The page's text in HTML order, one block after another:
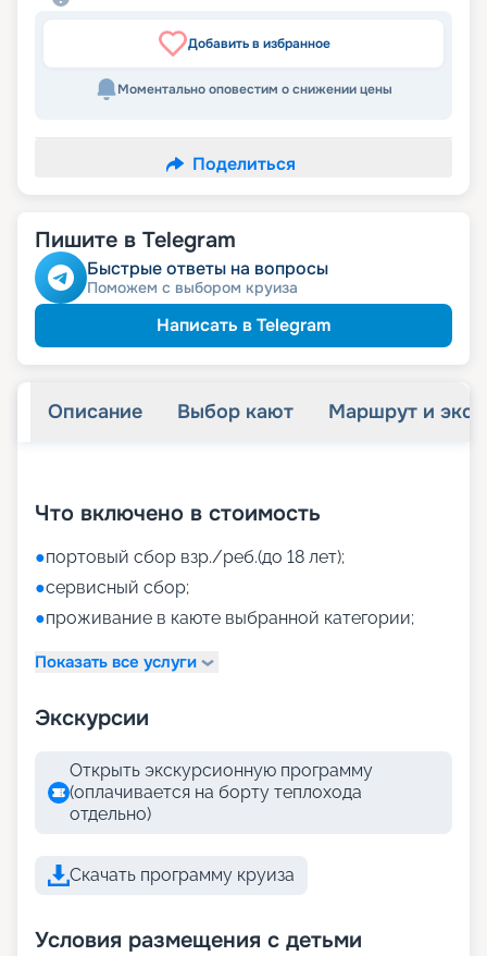
Добавить в избранное
Моментально оповестим о снижении цены
Поделиться
Пишите в Telegram
Быстрые ответы на вопросы
Поможем с выбором круиза
Написать в Telegram
Описание Выбор кают Маршрут и
Что включено в стоимость
●портовый сбор взр./реб.(до 18 лет);
●сервисный сбор;
●проживание в каюте выбранной категории;
Показать все услуги
Экскурсии
Открыть экскурсионную программу
(оплачивается на борту теплохода
отдельно)
Скачать программу круиза
Условия размещения с детьми